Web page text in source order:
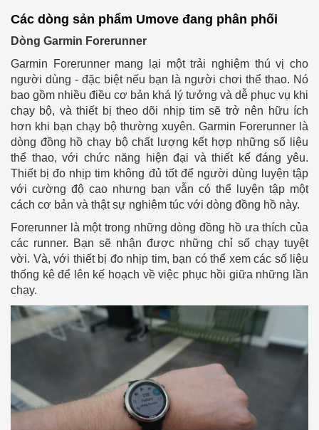
Các dòng sản phẩm Umove đang phân phối
Dòng Garmin Forerunner
Garmin Forerunner mang lại một trải nghiệm thú vị cho
người dùng - đặc biệt nếu bạn là người chơi thể thao. Nó
bao gồm nhiều điều cơ bản khá lý tưởng và dễ phục vụ khi
chạy bộ, và thiết bị theo dõi nhịp tim sẽ trở nên hữu ích
hơn khi bạn chạy bộ thường xuyên. Garmin Forerunner là
dòng đồng hồ chạy bộ chất lượng kết hợp những số liệu
thể thao, với chức năng hiện đại và thiết kế đáng yêu.
Thiết bị đo nhịp tim không đủ tốt để người dùng luyện tập
với cường độ cao nhưng bạn vẫn có thể luyện tập một
cách cơ bản và thật sự nghiêm túc với dòng đồng hồ này.
Forerunner là một trong những dòng đồng hồ ưa thích của
các runner. Bạn sẽ nhận được những chỉ số chạy tuyệt
vời. Và, với thiết bị đo nhịp tim, bạn có thể xem các số liệu
thống kê để lên kế hoạch về việc phục hồi giữa những lần
chạy.